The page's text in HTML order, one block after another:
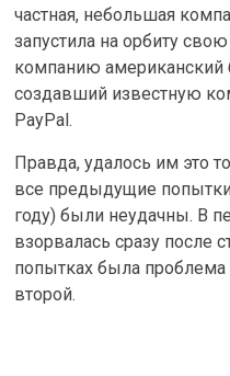
частная, небольшая
запустила на орбиту
компанию американский
создавший известную
PayPal.
Правда, удалось им это
все предыдущие
году) были неудачны. В
взорвалась сразу после
попытках была проблема
второй.